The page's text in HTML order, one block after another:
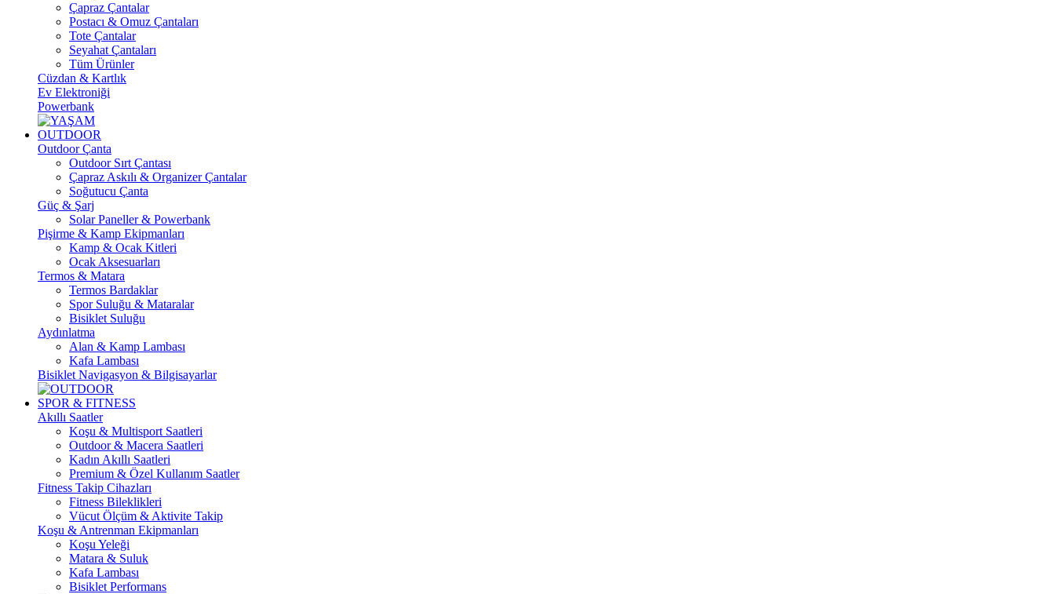
Çapraz Çantalar
Postacı & Omuz Çantaları
Tote Çantalar
Seyahat Çantaları
Tüm Ürünler
Cüzdan & Kartlık
Ev Elektroniği
Powerbank
OUTDOOR
Outdoor Çanta
Outdoor Sırt Çantası
Çapraz Askılı & Organizer Çantalar
Soğutucu Çanta
Güç & Şarj
Solar Paneller & Powerbank
Pişirme & Kamp Ekipmanları
Kamp & Ocak Kitleri
Ocak Aksesuarları
Termos & Matara
Termos Bardaklar
Spor Suluğu & Mataralar
Bisiklet Suluğu
Aydınlatma
Alan & Kamp Lambası
Kafa Lambası
Bisiklet Navigasyon & Bilgisayarlar
SPOR & FITNESS
Akıllı Saatler
Koşu & Multisport Saatleri
Outdoor & Macera Saatleri
Kadın Akıllı Saatleri
Premium & Özel Kullanım Saatler
Fitness Takip Cihazları
Fitness Bileklikleri
Vücut Ölçüm & Aktivite Takip
Koşu & Antrenman Ekipmanları
Koşu Yeleği
Matara & Suluk
Kafa Lambası
Bisiklet Performans